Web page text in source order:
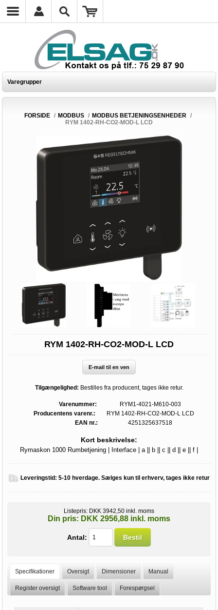
Varegrupper
FORSIDE / MODBUS / MODBUS BETJENINGSENHEDER
/
RYM 1402-RH-CO2-MOD-L LCD
RYM 1402-RH-CO2-MOD-L LCD
E-mail til en ven
Tilgængelighed: Bestilles fra producent, tages ikke retur.
Varenummer:
RYM1-4021-M610-003
Producentens varenr.:
RYM 1402-RH-CO2-MOD-L LCD
EAN nr.:
4251325637518
Kort beskrivelse:
Rymaskon 1000 Rumbetjening | Interface | a || b || c || d || e || f |
Leveringstid: 5-10 hverdage. Sælges kun til erhverv, tages ikke retur
Listepris: DKK 3942,50 inkl. moms
Din pris: DKK 2956,88 inkl. moms
Antal: Bestil
Specifikationer Oversigt Dimensioner Manual
Register oversigt Software tool Forespørgsel